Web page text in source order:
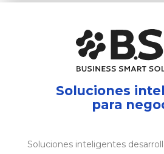
Soluciones
para
Soluciones inteligentes